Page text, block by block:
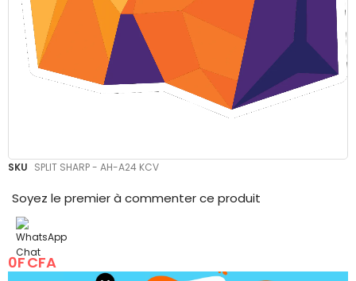
SKU SPLIT SHARP - AH-A24 KCV
Soyez le premier à commenter ce produit
0F CFA
Skip
the
of
the
images
gallery